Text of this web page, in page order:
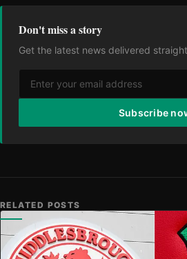
Don't miss a story
Get the latest news delivered
Subscribe
RELATED POSTS